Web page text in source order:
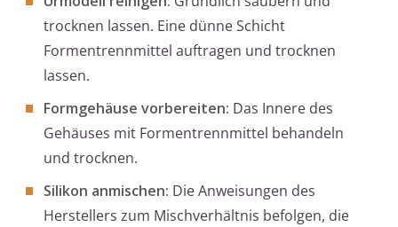
trocknen lassen. Eine dünne Schicht
Formentrennmittel auftragen und trocknen
lassen.
Formgehäuse vorbereiten: Das Innere des
Gehäuses mit Formentrennmittel behandeln
und trocknen.
Silikon anmischen: Die Anweisungen des
Herstellers zum Mischverhältnis befolgen, die